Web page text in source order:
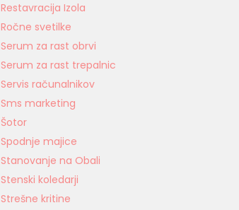
Restavracija Izola
Ročne svetilke
Serum za rast obrvi
Serum za rast trepalnic
Servis računalnikov
Sms marketing
Šotor
Spodnje majice
Stanovanje na Obali
Stenski koledarji
Strešne kritine